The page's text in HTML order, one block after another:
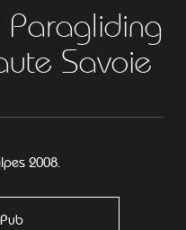
Savoie
2008.